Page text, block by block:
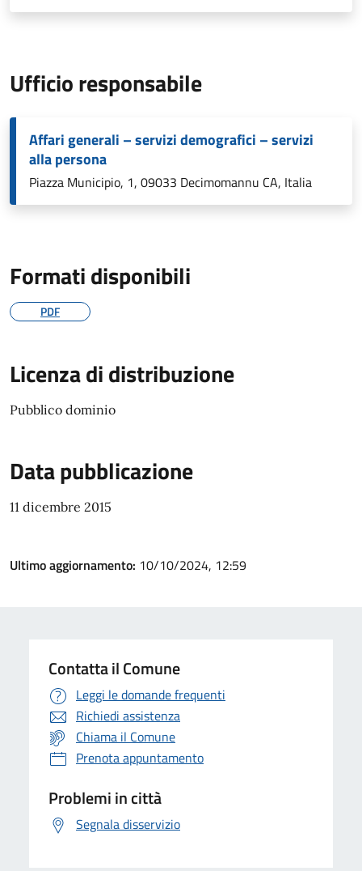
Ufficio responsabile
Affari generali – servizi demografici – servizi
alla persona
Piazza Municipio, 1, 09033 Decimomannu CA, Italia
Formati disponibili
PDF
Licenza di distribuzione
Pubblico dominio
Data pubblicazione
11 dicembre 2015
Ultimo aggiornamento: 10/10/2024, 12:59
Contatta il Comune
Leggi le domande frequenti
Richiedi assistenza
Chiama il Comune
Prenota appuntamento
Problemi in città
Segnala disservizio